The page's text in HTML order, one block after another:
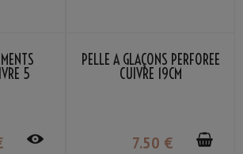
5
PELLE À GLAÇONS PERFORÉE
CUIVRE 19CM
7.50 €